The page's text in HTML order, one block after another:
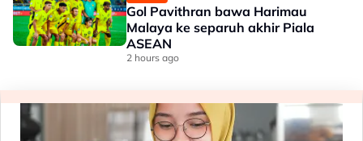
Gol Pavithran bawa Harimau
Malaya ke separuh akhir Piala
ASEAN
2 hours ago